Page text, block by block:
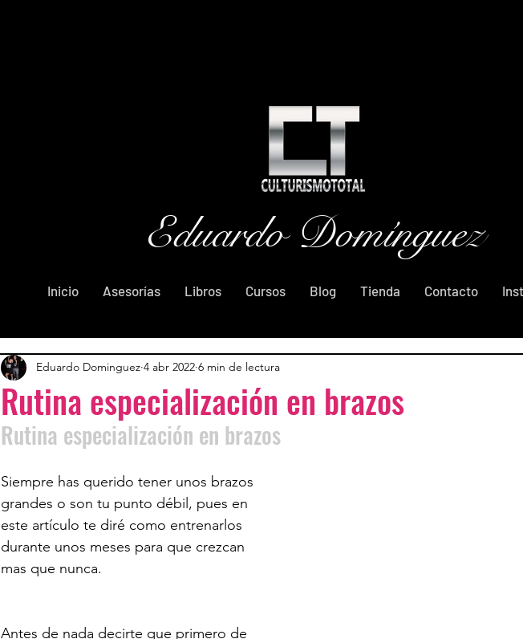
Eduardo Domínguez
Inicio Asesorías Libros Cursos Blog Tienda Contacto
Rutina especialización en brazos
Eduardo Dominguez 4 abr 2022 6 min de lectura
Rutina especialización en brazos
Siempre has querido tener unos brazos
grandes o son tu punto débil, pues en
este artículo te diré como entrenarlos
durante unos meses para que crezcan
mas que nunca.
Antes de nada decirte que primero de